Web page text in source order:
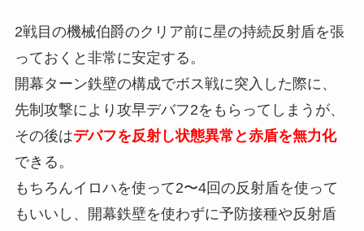
2戦目の機械伯爵のクリア前に星の持続反射盾を張
っておくと非常に安定する。
開幕ターン鉄壁の構成でボス戦に突入した際に、
先制攻撃により攻早デバフ2をもらってしまうが、
その後はデバフを反射し状態異常と赤盾を無力化
できる。
もちろんイロハを使って2〜4回の反射盾を使って
もいいし、開幕鉄壁を使わずに予防接種や反射盾